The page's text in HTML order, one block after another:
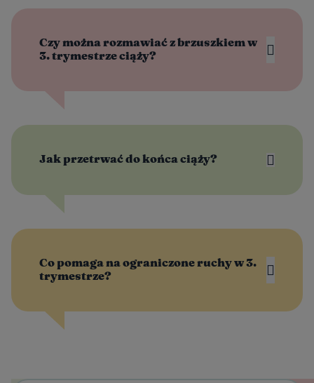
Czy można rozmawiać z brzuszkiem w
3. trymestrze ciąży?
Jak przetrwać do końca ciąży?
Co pomaga na ograniczone ruchy w 3.
trymestrze?